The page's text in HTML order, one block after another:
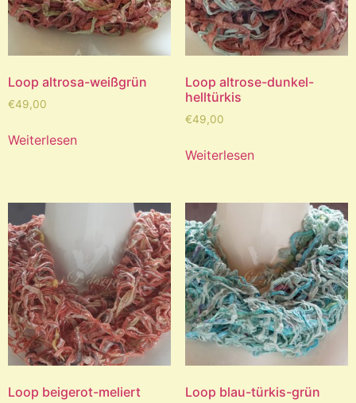
Loop altrosa-weißgrün
€49,00
Weiterlesen
Loop altrose-dunkel-
helltürkis
€49,00
Weiterlesen
Loop beigerot-meliert Loop blau-türkis-grün